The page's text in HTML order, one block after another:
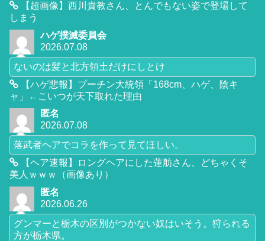
【超画像】西川貴教さん、とんでもない姿で登場して
しまう
ハゲ撲滅委員会
2026.07.08
ないのは髪と北方領土だけにしとけ
【ハゲ悲報】プーチン大統領「168cm、ハゲ、陰キ
ャ」←こいつが天下取れた理由
匿名
2026.07.08
落武者ヘアでコラを作って見てほしい。
【ヘア速報】ロングヘアにした蓮舫さん、どちゃくそ
美人ｗｗｗ（画像あり）
匿名
2026.06.26
グンマーと栃木の区別がつかない奴はいそう。狩られる
方が栃木県。